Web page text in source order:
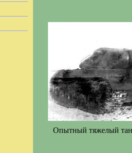
Опытный тяжелый